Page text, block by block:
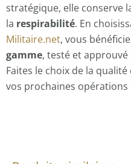
stratégique, elle conserve
la respirabilité. En
Militaire.net, vous
gamme, testé et
Faites le choix de la
vos prochaines opérations